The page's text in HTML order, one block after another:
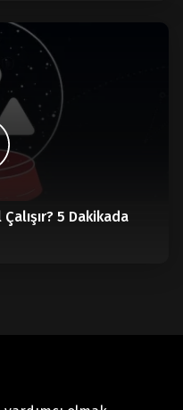
5 Dakikada